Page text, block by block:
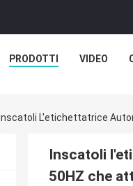
PRODOTTI VIDEO
Inscatoli L'etichettatrice
Inscatoli
50HZ che